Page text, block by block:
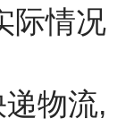
际情况
递物流,